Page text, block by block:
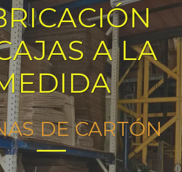
A LA
DE CARTÓN